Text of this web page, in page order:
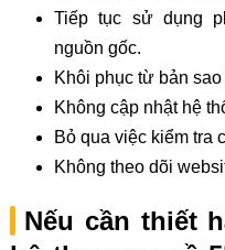
Tiếp tục sử dụng
nguồn gốc.
Khôi phục từ bản
Không cập nhật hệ
Bỏ qua việc kiểm tra
Không theo dõi
Nếu cần thiết